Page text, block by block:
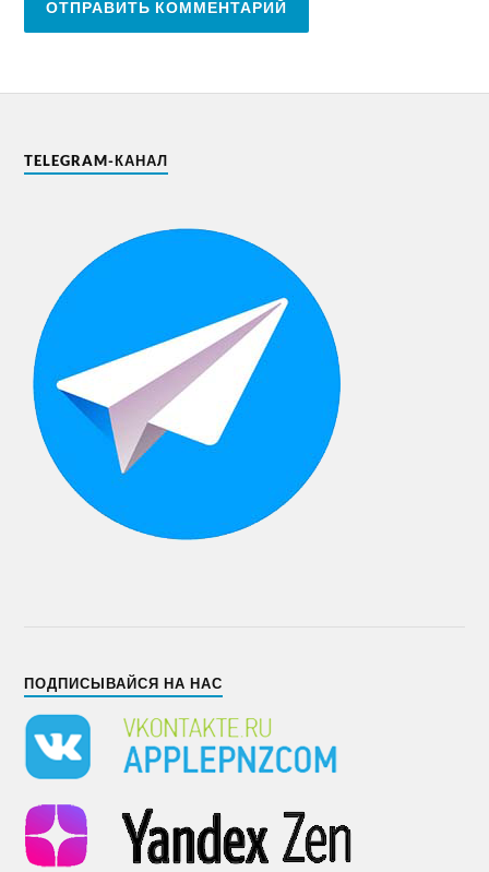
TELEGRAM-КАНАЛ
ПОДПИСЫВАЙСЯ НА НАС